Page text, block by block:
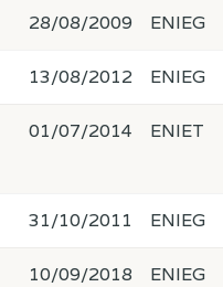
28/08/2009 ENIEG
13/08/2012 ENIEG
01/07/2014 ENIET
31/10/2011 ENIEG
10/09/2018 ENIEG